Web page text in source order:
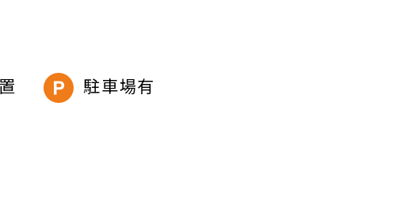
駐車場有